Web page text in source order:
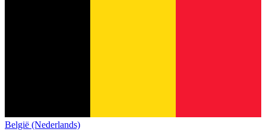
België (Nederlands)